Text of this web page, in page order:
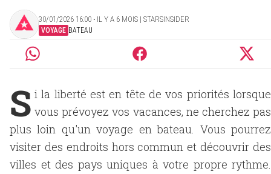
30/01/2026 16:00 ‧ IL Y A 6 MOIS | STARSINSIDER
VOYAGE BATEAU
S i la liberté est en tête de vos priorités lorsque
vous prévoyez vos vacances, ne cherchez pas
plus loin qu'un voyage en bateau. Vous pourrez
visiter des endroits hors commun et découvrir des
villes et des pays uniques à votre propre rythme.